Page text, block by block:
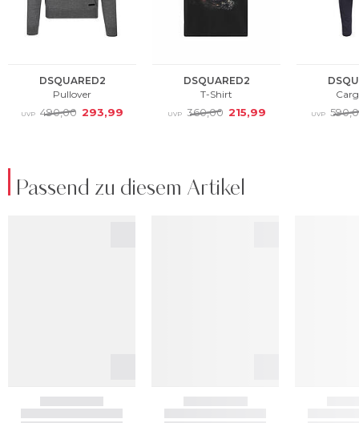
Passend zu diesem Artikel